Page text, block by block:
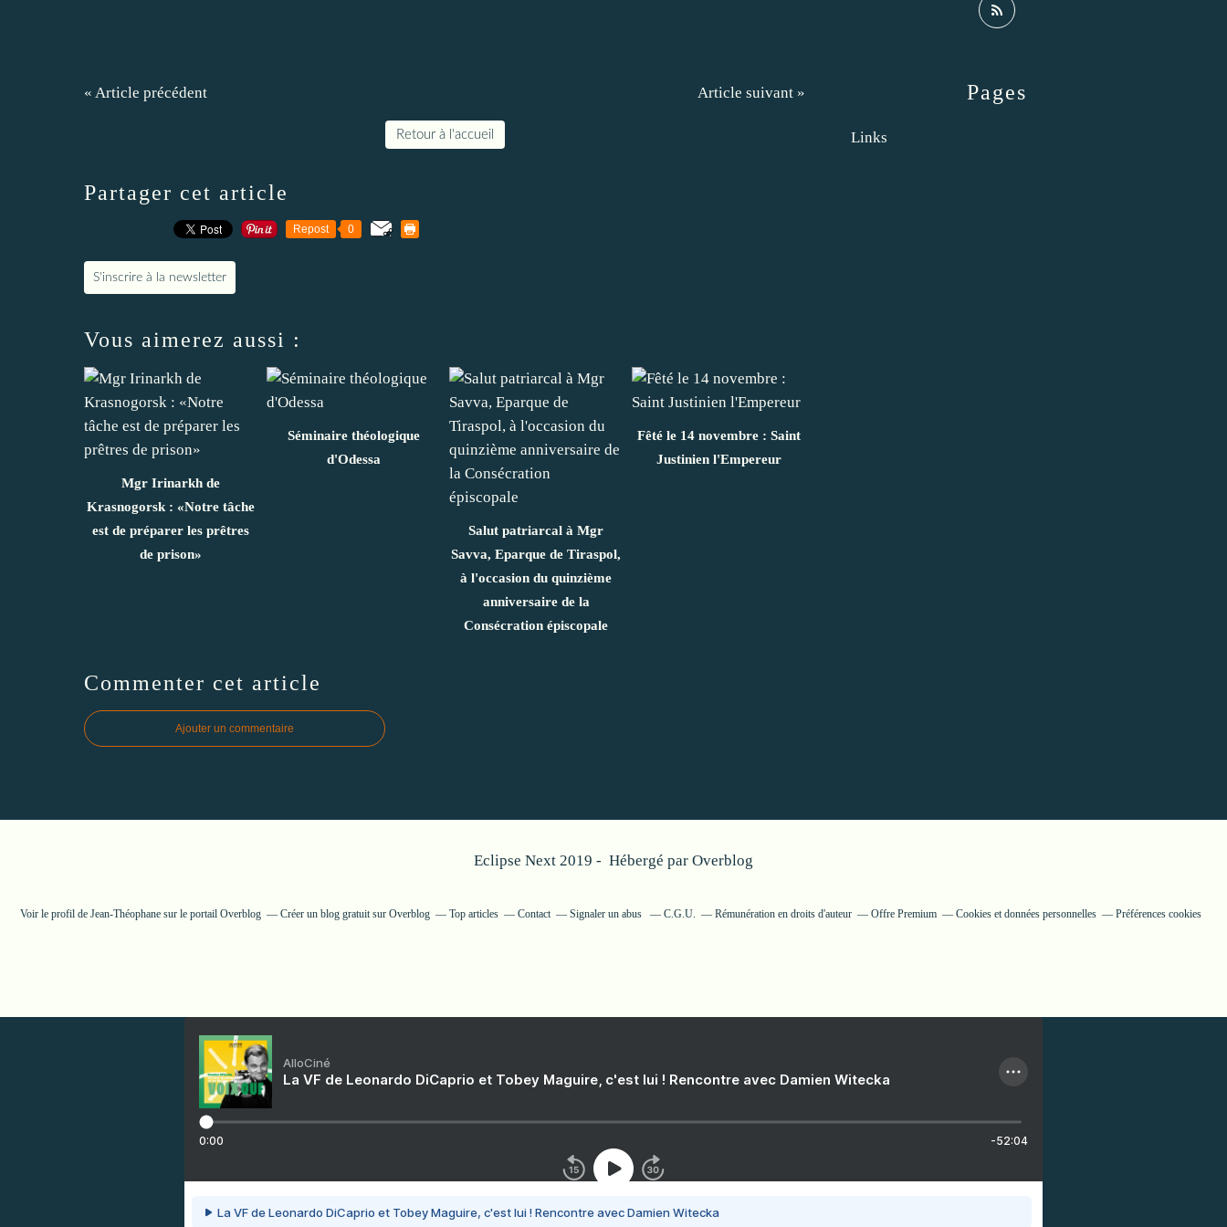
« Article précédent Article suivant »
Retour à l'accueil
Partager cet article
Repost 0
S'inscrire à la newsletter
Vous aimerez aussi :
Mgr Irinarkh de
Krasnogorsk : «Notre tâche
est de préparer les prêtres
de prison»
Séminaire théologique
d'Odessa
Salut patriarcal à Mgr
Savva, Eparque de Tiraspol,
à l'occasion du quinzième
anniversaire de la
Consécration épiscopale
Fêté le 14 novembre : Saint
Justinien l'Empereur
Commenter cet article
Ajouter un commentaire
Pages
Links
Eclipse Next 2019 - Hébergé par Overblog
Voir le profil de Jean-Théophane sur le portail Overblog Créer un blog gratuit sur Overblog Top articles Contact Signaler un abus C.G.U. Rémunération en droits d'auteur Offre Premium Cookies et données personnelles Préférences cookies
AlloCiné
La VF de Leonardo DiCaprio et Tobey Maguire, c'est lui ! Rencontre avec Damien Witecka
0:00 -52:04
La VF de Leonardo DiCaprio et Tobey Maguire, c'est lui ! Rencontre avec Damien Witecka